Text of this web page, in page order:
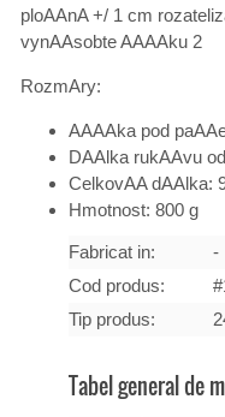
ploAAnA +/ 1 cm
vynAAsobte AAAAku 2
RozmAry:
AAAAka pod
DAAlka rukAAvu
CelkovAA dAAlka:
Hmotnost: 800 g
Fabricat in:
-
Cod produs:
Tip produs:
Tabel general de